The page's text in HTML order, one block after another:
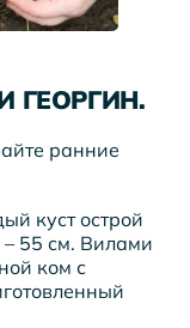
ГЕОРГИН.
ранние
куст острой
– 55 см. Вилами
ком с